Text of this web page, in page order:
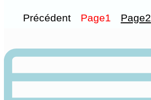
Précédent Page1 Page2